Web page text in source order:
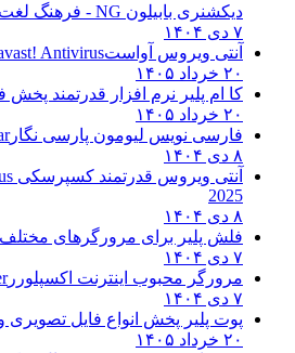
دیکشنری بابیلون NG - فرهنگ لغت کامپیوتر
۷ دی ۱۴۰۴
آنتی ویروس آواستAntivirus
۲۰ خرداد ۱۴۰۵
کا ام پلیر نرم افزار قدرتمند پخش
۲۰ خرداد ۱۴۰۵
فارسی نویس لیومون پارسی نگار
۸ دی ۱۴۰۴
آنتی ویروس قدرتمند کسپرسکی 2025
2025
۸ دی ۱۴۰۴
فلش پلیر برای مرورگرهای مختلف
۷ دی ۱۴۰۴
مرورگر محبوب اینترنت اکسپلورر
۷ دی ۱۴۰۴
پوت پلیر پخش انواع فایل
۲۰ خرداد ۱۴۰۵